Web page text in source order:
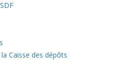
Caisse des dépôts